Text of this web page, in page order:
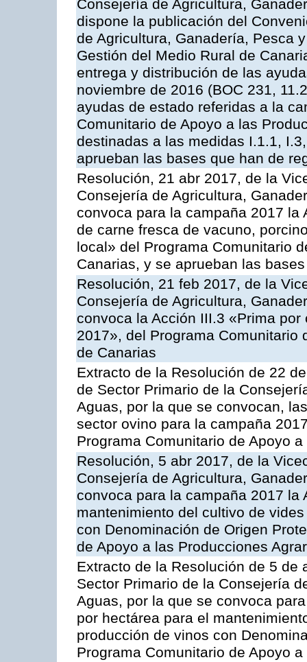
Consejería de Agricultura,
dispone la publicación del
de Agricultura, Ganadería, Pesca
Gestión del Medio Rural de
entrega y distribución de las
noviembre de 2016 (BOC 231,
ayudas de estado referidas a la
Comunitario de Apoyo a las
destinadas a las medidas I.1.1,
aprueban las bases que han de
Resolución, 21 abr 2017, de la
Consejería de Agricultura,
convoca para la campaña 2017
de carne fresca de vacuno,
local» del Programa Comunitario
Canarias, y se aprueban las
Resolución, 21 feb 2017, de la
Consejería de Agricultura,
convoca la Acción III.3 «Prima
2017», del Programa Comunitario
de Canarias
Extracto de la Resolución de 22
de Sector Primario de la
Aguas, por la que se convocan,
sector ovino para la campaña
Programa Comunitario de Apoyo
Resolución, 5 abr 2017, de la
Consejería de Agricultura,
convoca para la campaña 2017
mantenimiento del cultivo de
con Denominación de Origen
de Apoyo a las Producciones
Extracto de la Resolución de 5
Sector Primario de la Consejería
Aguas, por la que se convoca
por hectárea para el
producción de vinos con
Programa Comunitario de Apoyo